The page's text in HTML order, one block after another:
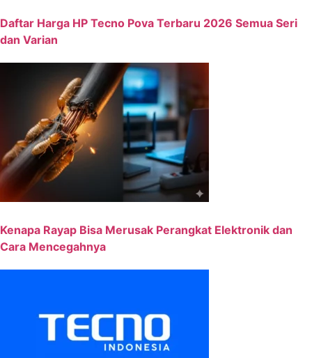
Daftar Harga HP Tecno Pova Terbaru 2026 Semua Seri
dan Varian
Kenapa Rayap Bisa Merusak Perangkat Elektronik dan
Cara Mencegahnya